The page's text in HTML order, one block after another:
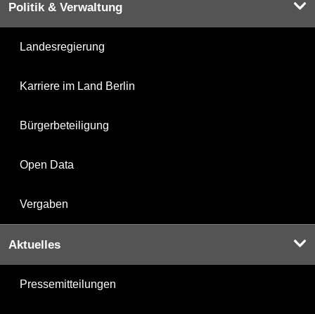
Politik & Verwaltung
Landesregierung
Karriere im Land Berlin
Bürgerbeteiligung
Open Data
Vergaben
Aktuelles
Pressemitteilungen